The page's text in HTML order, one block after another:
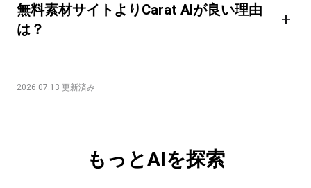
無料素材サイトよりCarat AIが良い理由
は？
+
2026.07.13 更新済み
もっとAIを探索